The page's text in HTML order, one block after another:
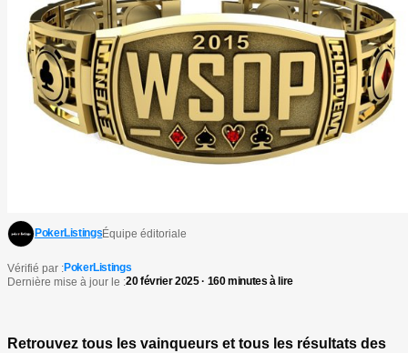
PokerListingsÉquipe éditoriale
Vérifié par :PokerListings
Dernière mise à jour le :20 février 2025 · 160 minutes à lire
Retrouvez tous les vainqueurs et tous les résultats des